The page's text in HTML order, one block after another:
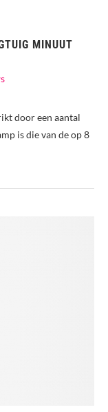
MINUUT
door een aantal
is die van de op 8